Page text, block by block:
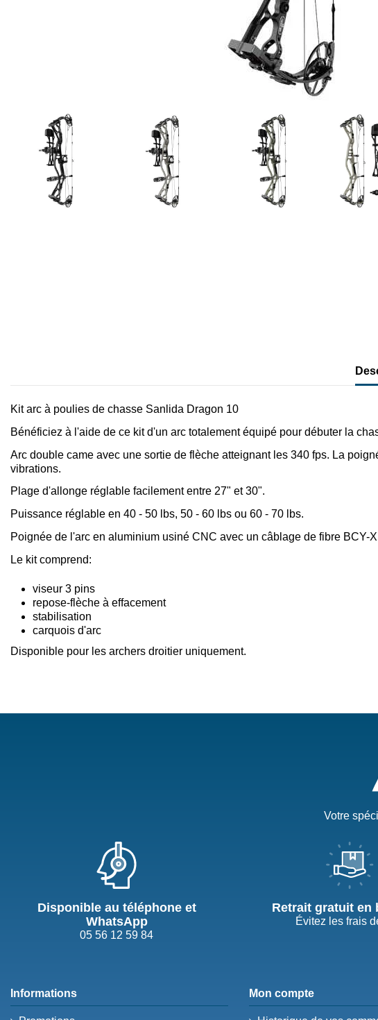
Kit arc à poulies de chasse Sanlida Dragon 10
Bénéficiez à l'aide de ce kit d'un arc totalement équipé pour débuter la
Arc double came avec une sortie de flèche atteignant les 340 fps. La
vibrations.
Plage d'allonge réglable facilement entre 27" et 30".
Puissance réglable en 40 - 50 lbs, 50 - 60 lbs ou 60 - 70 lbs.
Poignée de l'arc en aluminium usiné CNC avec un câblage de fibre BCY-
Le kit comprend:
viseur 3 pins
repose-flèche à effacement
stabilisation
carquois d'arc
Disponible pour les archers droitier uniquement.
Votre
Disponible au téléphone et
WhatsApp
05 56 12 59 84
Retrait gratuit en
Évitez les frais
Informations Mon compte